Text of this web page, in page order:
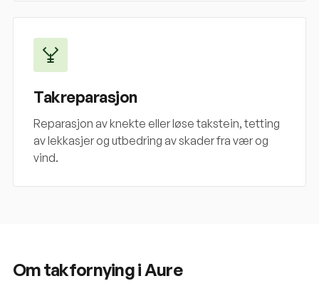
Takreparasjon
Reparasjon av knekte eller løse takstein, tetting
av lekkasjer og utbedring av skader fra vær og
vind.
Om takfornying i Aure